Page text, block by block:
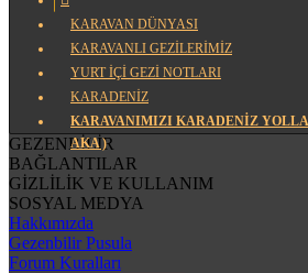
KARAVAN DÜNYASI
KARAVANLI GEZİLERİMİZ
YURT İÇİ GEZİ NOTLARI
KARADENİZ
KARAVANIMIZI KARADENIZ
AKA )
GEZENBİLİR
BAĞLANTILAR
GİZLİLİK VE KULLANIM
SOSYAL MEDYA
Hakkımızda
Gezenbilir Pusula
Forum Kuralları